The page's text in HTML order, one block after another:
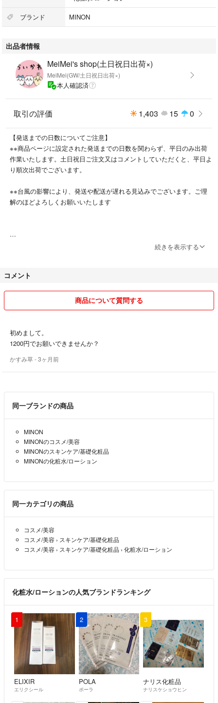
●使い始めは中身が出るまで、ポンプを数回押して下さい。
ブランド MINON
出品者情報
MeiMei's shop(土日祝日出荷×)
MeiMei(GW/土日祝日出荷×)
本人確認済
取引の評価 1,403 15 0
【発送までの日数についてご注意】
※※商品ページに設定された発送までの日数を関わらず、平日のみ出荷
作業いたします。土日祝日ご注文又はコメントしていただくと、平日よ
り順次出荷でございます。
※※台風の影響により、発送や配送が遅れる見込みでございます。ご理
解のほどよろしくお願いいたします
★化粧品メインとして出品してます。即購入大歓迎です^o^
とご了承のほどよろしくお願いいたします。
★クッション封筒又はクッション材で出荷いたしますが、万が一配送中
破損がありましたら、評価前対応可能なので、ご連絡をお願いいたしま
★台風等の影響で配送遅延の可能性があり、ご了承のほどよろしくお願
★夏休みや年末年始出荷や配送が遅れる可能性があり、ご了承の上ご購
★すべての商品は責任を持って、正規品を納入しており、ご安心くださ
い。
★お客様ご都合によりキャンセル交換対応ができかねますので、ご了承
ください。
荷日順次出荷でございます。
続きを表示する
コメント
商品について質問する
初めまして。
1200円でお願いできませんか？
かすみ草- 3ヶ月前
同一ブランドの商品
MINON
MINONのコスメ/美容
MINONのスキンケア/基礎化粧品
MINONの化粧水/ローション
同一カテゴリの商品
コスメ/美容
コスメ/美容 › スキンケア/基礎化粧品
コスメ/美容 › スキンケア/基礎化粧品 › 化粧水/ローション
化粧水/ローションの人気ブランドランキング
1
ELIXIR
エリクシール
2
POLA
ポーラ
3
ナリス化粧品
ナリスケショウヒン